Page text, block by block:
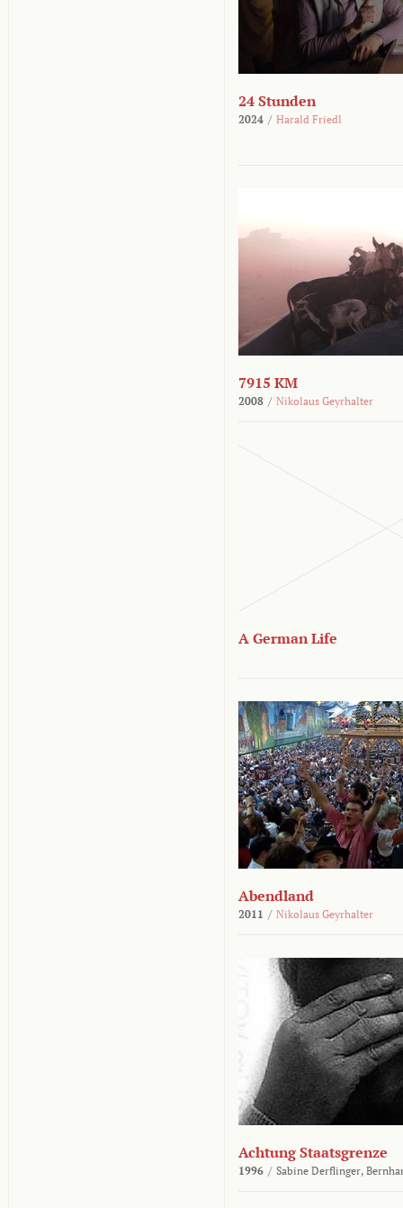
24 Stunden
2024 / Harald Friedl
7915 KM
2008 / Nikolaus Geyrhalter
A German Life
Abendland
2011 / Nikolaus Geyrhalter
Achtung Staatsgrenze
1996 / Sabine Derflinger,